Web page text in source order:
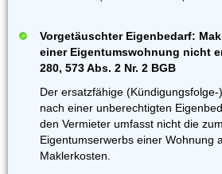
Vorgetäuschter Eigenbedarf:
einer Eigentumswohnung nicht
280, 573 Abs. 2 Nr. 2 BGB
Der ersatzfähige
nach einer unberechtigten
den Vermieter umfasst nicht die
Eigentumserwerbs einer Wohnung
Maklerkosten.